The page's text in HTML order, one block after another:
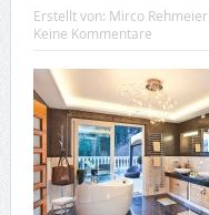
Erstellt von: Mirco Rehmeier
Keine Kommentare